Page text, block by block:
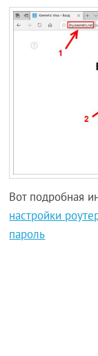
Вот подробная
настройки
пароль